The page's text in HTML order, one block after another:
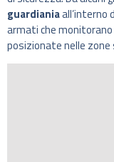
guardianiaall’interno
armati che
posizionate nelle zone